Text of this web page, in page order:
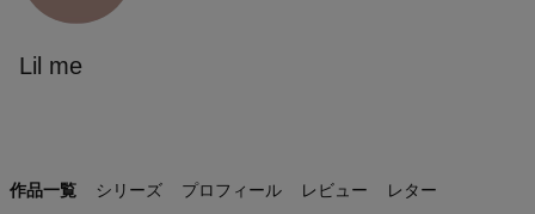
Lil me
作品一覧 シリーズ プロフィール レビュー レター